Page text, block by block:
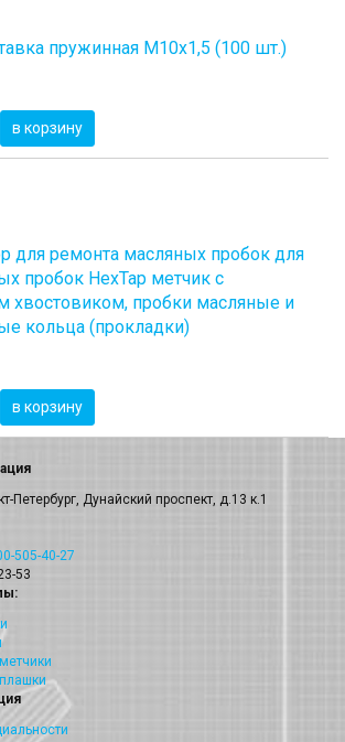
пружинная M10x1,5 (100 шт.)
в корзину
для ремонта масляных пробок для
пробок HexTap метчик с
хвостовиком, пробки масляные и
кольца (прокладки)
в корзину
Петербург, Дунайский проспект, д.13 к.1
505-40-27
53